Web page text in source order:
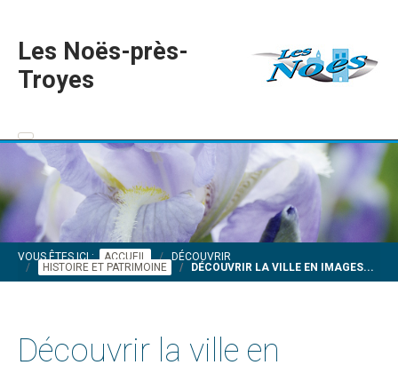
Les Noës-près-
Troyes
VOUS ÊTES ICI : ACCUEIL
DÉCOUVRIR
HISTOIRE ET PATRIMOINE
DÉCOUVRIR LA VILLE EN IMAGES...
Découvrir la ville en